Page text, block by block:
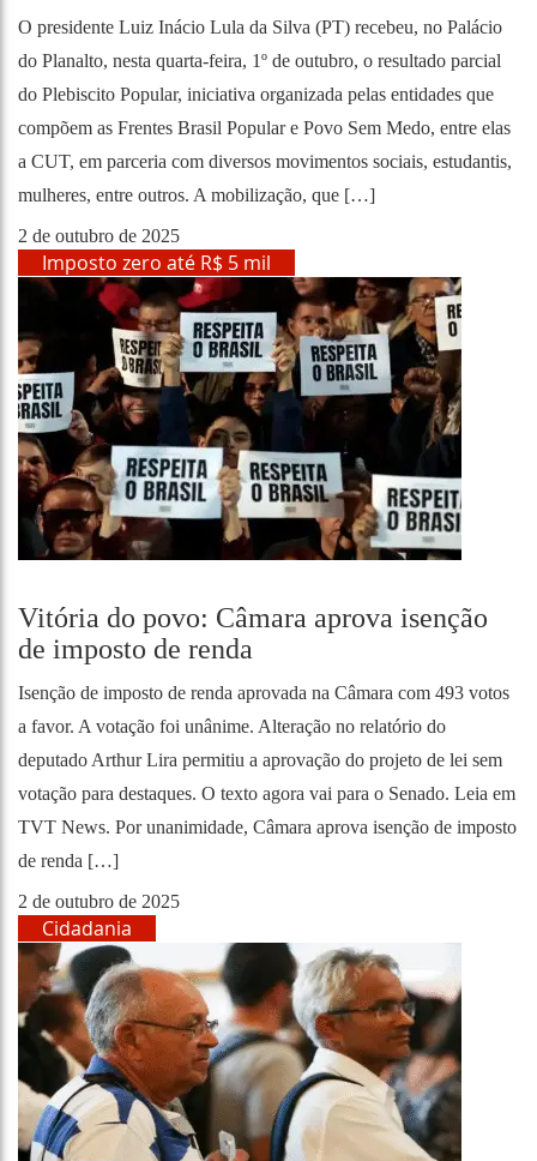
O presidente Luiz Inácio Lula da Silva (PT) recebeu, no Palácio
do Planalto, nesta quarta-feira, 1º de outubro, o resultado parcial
do Plebiscito Popular, iniciativa organizada pelas entidades que
compõem as Frentes Brasil Popular e Povo Sem Medo, entre elas
a CUT, em parceria com diversos movimentos sociais, estudantis,
mulheres, entre outros. A mobilização, que […]
2 de outubro de 2025
Imposto zero até R$ 5 mil
Vitória do povo: Câmara aprova isenção
de imposto de renda
Isenção de imposto de renda aprovada na Câmara com 493 votos
a favor. A votação foi unânime. Alteração no relatório do
deputado Arthur Lira permitiu a aprovação do projeto de lei sem
votação para destaques. O texto agora vai para o Senado. Leia em
TVT News. Por unanimidade, Câmara aprova isenção de imposto
de renda […]
2 de outubro de 2025
Cidadania